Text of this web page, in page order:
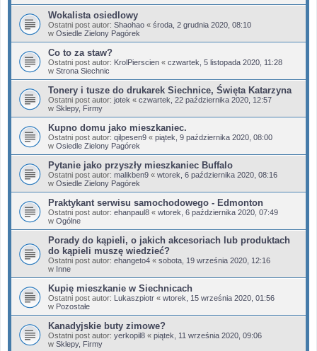
Wokalista osiedlowy
Ostatni post autor: Shaohao « środa, 2 grudnia 2020, 08:10
w Osiedle Zielony Pagórek
Co to za staw?
Ostatni post autor: KrolPierscien « czwartek, 5 listopada 2020, 11:28
w Strona Siechnic
Tonery i tusze do drukarek Siechnice, Święta Katarzyna
Ostatni post autor: jotek « czwartek, 22 października 2020, 12:57
w Sklepy, Firmy
Kupno domu jako mieszkaniec.
Ostatni post autor: qilpesen9 « piątek, 9 października 2020, 08:00
w Osiedle Zielony Pagórek
Pytanie jako przyszły mieszkaniec Buffalo
Ostatni post autor: malikben9 « wtorek, 6 października 2020, 08:16
w Osiedle Zielony Pagórek
Praktykant serwisu samochodowego - Edmonton
Ostatni post autor: ehanpaul8 « wtorek, 6 października 2020, 07:49
w Ogólne
Porady do kąpieli, o jakich akcesoriach lub produktach
do kąpieli muszę wiedzieć?
Ostatni post autor: ehangeto4 « sobota, 19 września 2020, 12:16
w Inne
Kupię mieszkanie w Siechnicach
Ostatni post autor: Lukaszpiotr « wtorek, 15 września 2020, 01:56
w Pozostałe
Kanadyjskie buty zimowe?
Ostatni post autor: yerkopil8 « piątek, 11 września 2020, 09:06
w Sklepy, Firmy